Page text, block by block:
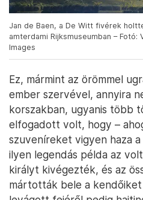
Jan de Baen, a De Witt fivérek
amterdami Rijksmuseumban –
Images
Ez, mármint az örömmel
ember szervével, annyira
korszakban, ugyanis több
elfogadott volt, hogy –
szuveníreket vigyen haza
ilyen legendás példa az
királyt kivégezték, és az
mártották bele a